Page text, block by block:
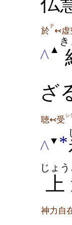
於テ↢虚
^ ▲
き
ざ
聴↢受シ
^▼ *
上
じょう
神力自